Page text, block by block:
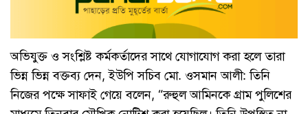
​অভিযুক্ত ও সংশ্লিষ্ট কর্মকর্তাদের সাথে যোগাযোগ করা হলে তারা
ভিন্ন ভিন্ন বক্তব্য দেন, ​ইউপি সচিব মো. ওসমান আলী: তিনি
নিজের পক্ষে সাফাই গেয়ে বলেন, “রুহুল আমিনকে গ্রাম পুলিশের